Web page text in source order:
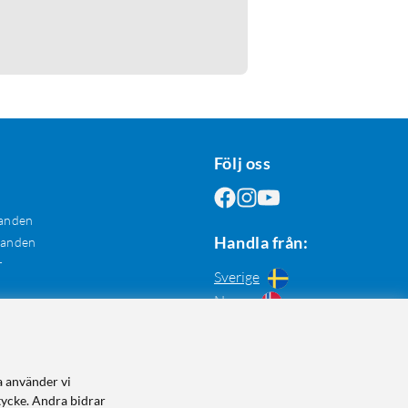
Följ oss
Handla från:
Sverige
Norge
använder vi
Andra bidrar